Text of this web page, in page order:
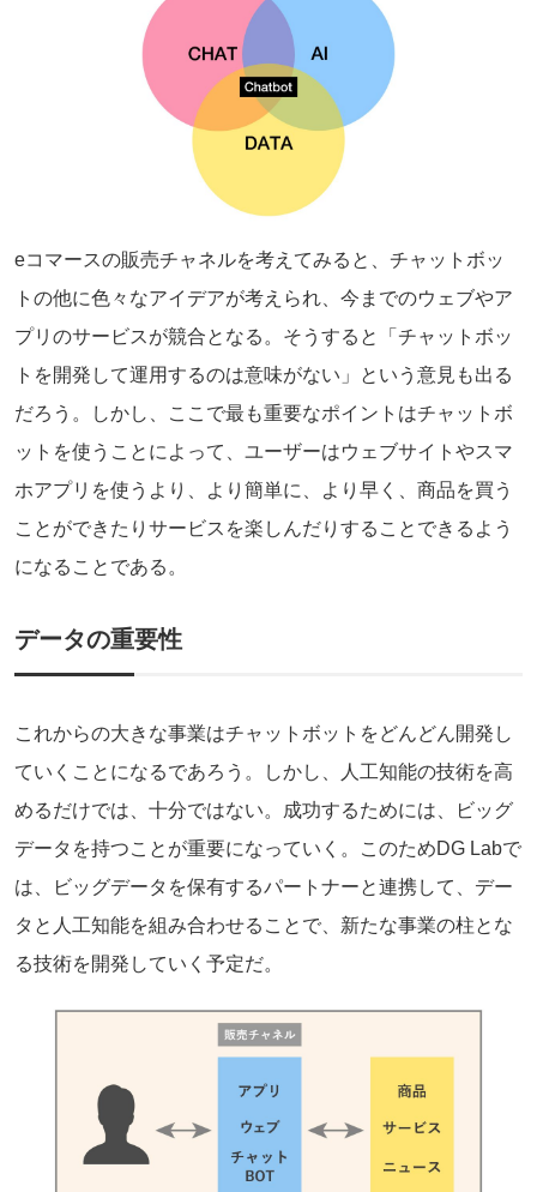
eコマースの販売チャネルを考えてみると、チャットボッ
トの他に色々なアイデアが考えられ、今までのウェブやア
プリのサービスが競合となる。そうすると「チャットボッ
トを開発して運用するのは意味がない」という意見も出る
だろう。しかし、ここで最も重要なポイントはチャットボ
ットを使うことによって、ユーザーはウェブサイトやスマ
ホアプリを使うより、より簡単に、より早く、商品を買う
ことができたりサービスを楽しんだりすることできるよう
になることである。
データの重要性
これからの大きな事業はチャットボットをどんどん開発し
ていくことになるであろう。しかし、人工知能の技術を高
めるだけでは、十分ではない。成功するためには、ビッグ
データを持つことが重要になっていく。このためDG Labで
は、ビッグデータを保有するパートナーと連携して、デー
タと人工知能を組み合わせることで、新たな事業の柱とな
る技術を開発していく予定だ。